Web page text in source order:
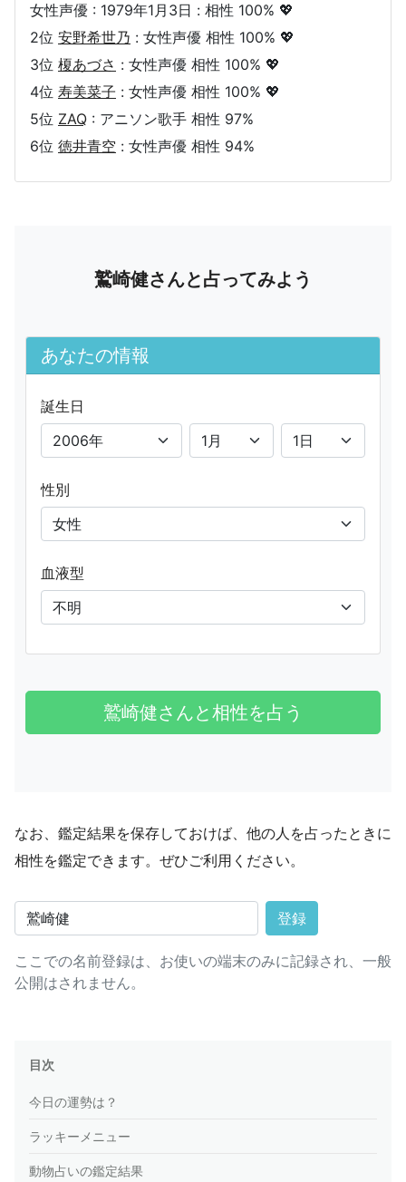
女性声優 : 1979年1月3日 : 相性 100% 💖
2位 安野希世乃 : 女性声優 相性 100% 💖
3位 榎あづさ : 女性声優 相性 100% 💖
4位 寿美菜子 : 女性声優 相性 100% 💖
5位 ZAQ : アニソン歌手 相性 97%
6位 徳井青空 : 女性声優 相性 94%
鷲崎健さんと占ってみよう
あなたの情報
誕生日
性別
血液型
なお、鑑定結果を保存しておけば、他の人を占ったときに
相性を鑑定できます。ぜひご利用ください。
登録
ここでの名前登録は、お使いの端末のみに記録され、一般
公開はされません。
目次
今日の運勢は？
ラッキーメニュー
動物占いの鑑定結果